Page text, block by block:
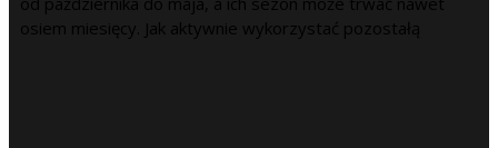
osiem miesięcy. Jak aktywnie wykorzystać pozostałą